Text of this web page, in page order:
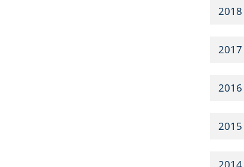
2018
2017
2016
2015
2014